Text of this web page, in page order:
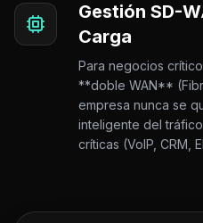
Gestión SD-
Carga
Para negocios
**doble WAN**
empresa nunca se
inteligente del
críticas (VoIP, CRM,